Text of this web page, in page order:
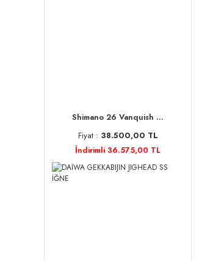
Shimano 26 Vanquish ...
Fiyat : 38.500,00 TL
İndirimli 36.575,00 TL